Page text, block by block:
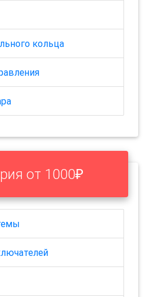
кольца
от 1000₽